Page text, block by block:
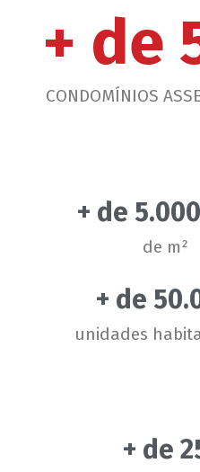
CONDOMÍNIOS
+ de
de m²
+ de
unidades
+ de
+ de